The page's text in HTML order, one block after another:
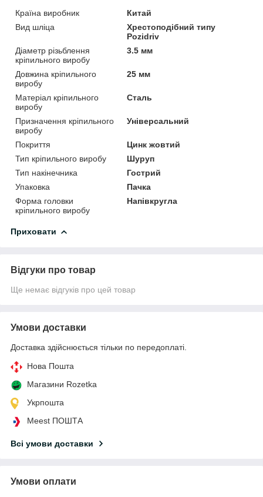
Країна виробник
Китай
Вид шліца
Хрестоподібний типу
Pozidriv
Діаметр різьблення
кріпильного виробу
3.5 мм
Довжина кріпильного
виробу
25 мм
Матеріал кріпильного
виробу
Сталь
Призначення кріпильного
виробу
Універсальний
Покриття
Цинк жовтий
Тип кріпильного виробу
Шуруп
Тип накінечника
Гострий
Упаковка
Пачка
Форма головки
кріпильного виробу
Напівкругла
Приховати
Відгуки про товар
Ще немає відгуків про цей товар
Умови доставки
Доставка здійснюється тільки по передоплаті.
Нова Пошта
Магазини Rozetka
Укрпошта
Meest ПОШТА
Всі умови доставки
Умови оплати